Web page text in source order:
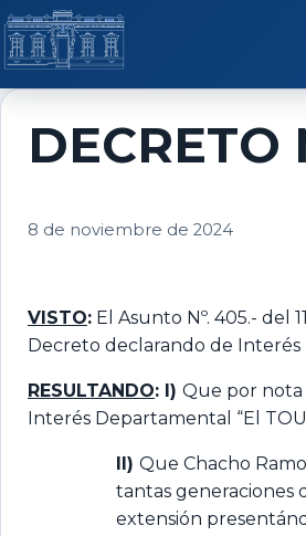
Saltar al contenido
DECRETO
8 de noviembre de 2024
VISTO: El Asunto Nº. 405.- del
Decreto declarando de Interés
RESULTANDO: I) Que por nota
Interés Departamental “El
II) Que Chacho
tantas generaciones
extensión